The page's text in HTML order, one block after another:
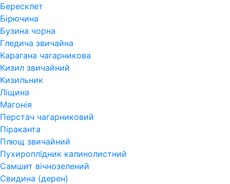
Бересклет
Бірючина
Бузина чорна
Гледича звичайна
Карагана чагарникова
Кизил звичайний
Кизильник
Ліщина
Магонія
Перстач чагарниковий
Піраканта
Плющ звичайний
Пухироплідник калинолистний
Самшит вічнозелений
Свидина (дерен)